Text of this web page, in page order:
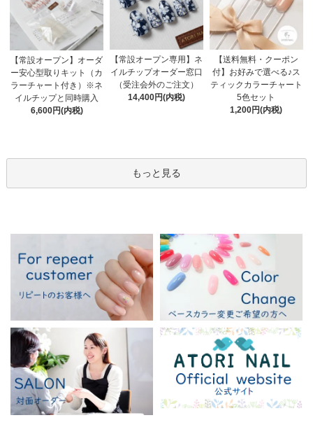
【常設オープン】オーダ
ー安心型取りキット（カ
ラーチャート付き）※ネ
イルチップと同時購入
6,600円(内税)
【常設オープン専用】ネ
イルチップオーダー窓口
（受注会外のご注文）
14,400円(内税)
【送料無料・クーポン
付】お好みで選べる♪ス
ティックカラーチャート
5色セット
1,200円(内税)
もっと見る